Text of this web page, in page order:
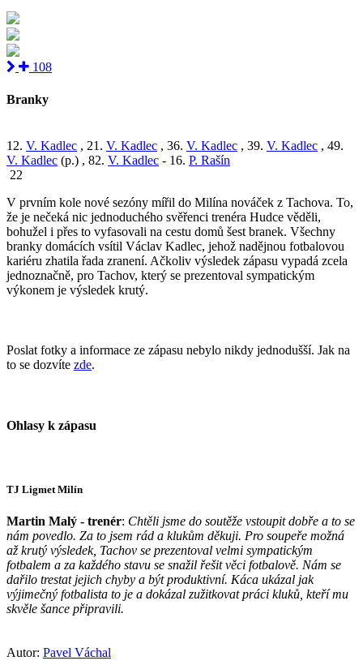
108
Branky
12. V. Kadlec , 21. V. Kadlec , 36. V. Kadlec , 39. V. Kadlec , 49.
V. Kadlec (p.) , 82. V. Kadlec - 16. P. Rašín
22
V prvním kole nové sezóny mířil do Milína nováček z Tachova. To,
že je nečeká nic jednoduchého svěřenci trenéra Hudce věděli,
bohužel i přes to vyfasovali na cestu domů šest branek. Všechny
branky domácích vsítil Václav Kadlec, jehož nadějnou fotbalovou
kariéru zhatila řada zranení. Ačkoliv výsledek zápasu vypadá zcela
jednoznačně, pro Tachov, který se prezentoval sympatickým
výkonem je výsledek krutý.
Poslat fotky a informace ze zápasu nebylo nikdy jednodušší. Jak na
to se dozvíte zde.
Ohlasy k zápasu
TJ Ligmet Milín
Martin Malý - trenér: Chtěli jsme do soutěže vstoupit dobře a to se
nám povedlo. Za to jsem rád a klukům děkuji. Pro soupeře možná
až krutý výsledek, Tachov se prezentoval velmi sympatickým
fotbalem a za každého stavu se snažil řešit věci fotbalově. Nám se
dařilo trestat jejich chyby a být produktivní. Káca ukázal jak
výjimečný fotbalista to je a dokázal zužitkovat práci kluků, kteří mu
skvěle šance připravili.
Autor: Pavel Váchal